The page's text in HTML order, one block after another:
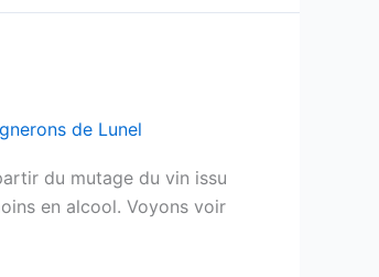
de Lunel
du mutage du vin issu
en alcool. Voyons voir